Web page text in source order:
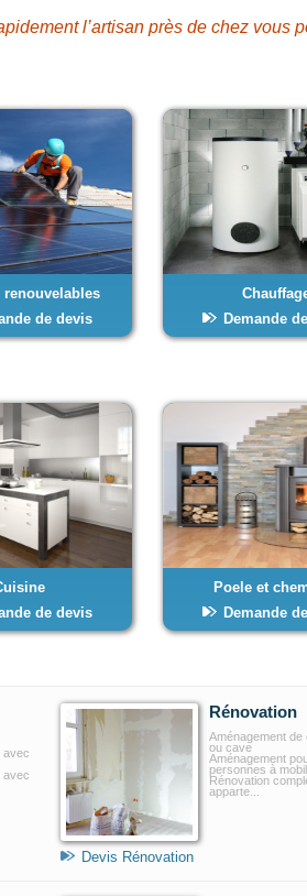
l’artisan près de chez vous
renouvelables
de devis
Demande
de devis
Poele et
Demande
avec
avec
Rénovation
Aménagement de
ou cave
Aménagement
personnes à
Rénovation
apparte...
Devis Rénovation